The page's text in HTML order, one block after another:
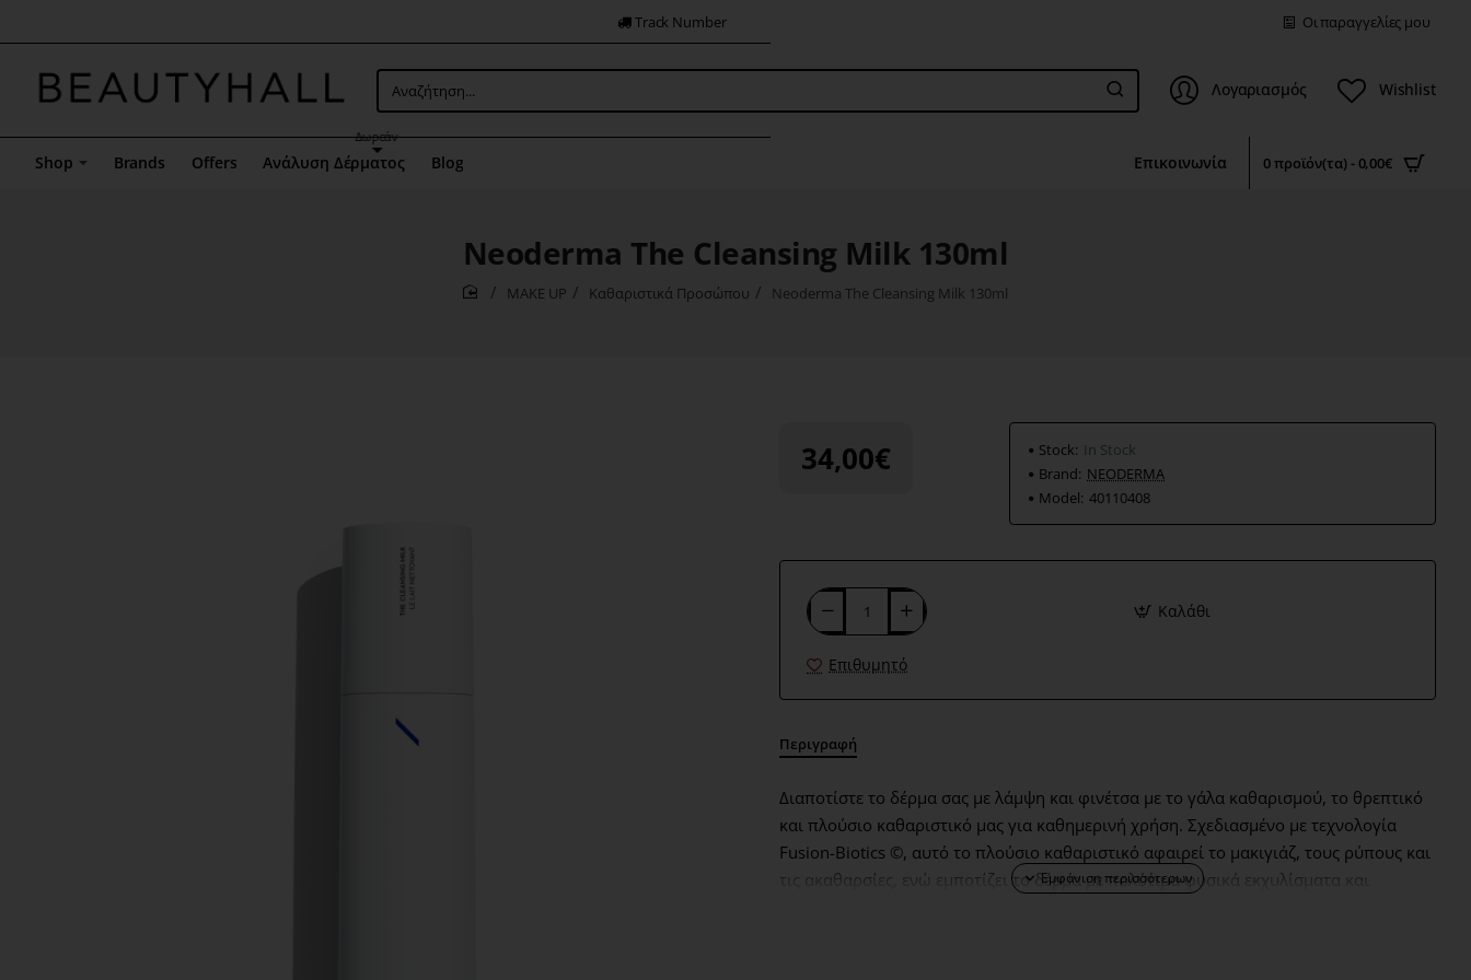
5
Track Number Οι παραγγελίες μου
Αναζήτηση... Λογαριασμός Wishlist
Shop Brands Offers Ανάλυση Δέρματος
Δωρεάν
Blog Επικοινωνία 0 προϊόν(τα) - 0,00€
Neoderma The Cleansing Milk 130ml
MAKE UP Καθαριστικά Προσώπου Neoderma The Cleansing Milk 130ml
34,00€ Stock: In Stock
Brand: NEODERMA
Model: 40110408
Καλάθι
Επιθυμητό
Περιγραφή
Διαποτίστε το δέρμα σας με λάμψη και φινέτσα με το γάλα καθαρισμού, το θρεπτικό
και πλούσιο καθαριστικό μας για καθημερινή χρήση. Σχεδιασμένο με τεχνολογία
Fusion-Biotics ©, αυτό το πλούσιο καθαριστικό αφαιρεί το μακιγιάζ, τους ρύπους και
τις ακαθαρσίες, ενώ εμποτίζει το δέρμα με πολύτιμα φυσικά εκχυλίσματα και